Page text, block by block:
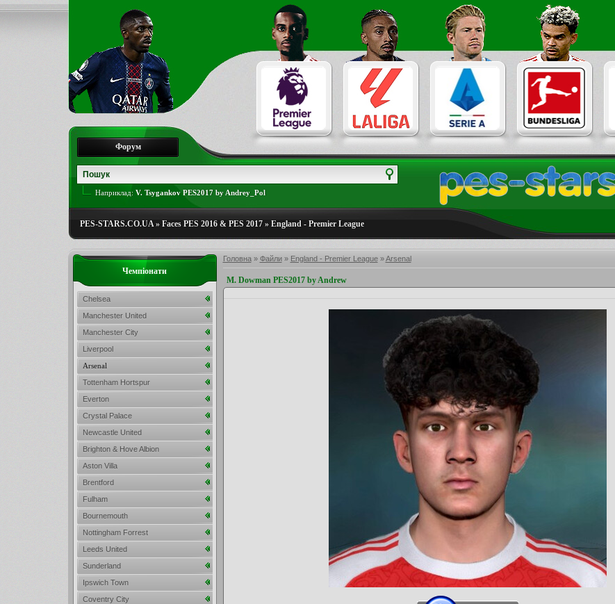
Форум
Наприклад: V. Tsygankov PES2017 by Andrey_Pol
PES-STARS.CO.UA» Faces PES 2016 & PES 2017» England - Premier League
Головна» Файли» England - Premier League»Arsenal
M. Dowman PES2017 by Andrew
Чемпіонати
Chelsea
Manchester United
Manchester City
Liverpool
Arsenal
Tottenham Hortspur
Everton
Crystal Palace
Newcastle United
Brighton & Hove Albion
Aston Villa
Brentford
Fulham
Bournemouth
Nottingham Forrest
Leeds United
Sunderland
Ipswich Town
Coventry City